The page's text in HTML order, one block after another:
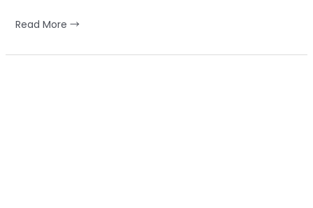
Read More →